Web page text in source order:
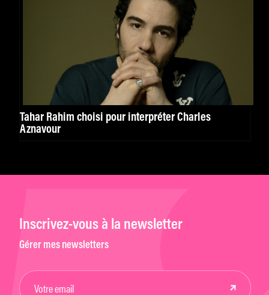
Tahar Rahim choisi pour interpréter Charles
Aznavour
Inscrivez-vous à la newsletter
Gérer mes newsletters